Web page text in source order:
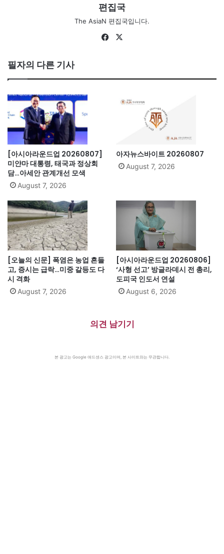
편집국
The AsiaN 편집국입니다.
Fa
필자의 다른 기사
[아시아라운드업 20260807]
미얀마 대통령, 태국과 정상회
담…아세안 관계개선 모색
August 7, 2026
아자뉴스바이트 20260807
August 7, 2026
[오늘의 신문] 폭염은 농업 흔들
고, 증시는 급락…미중 갈등도 다
시 격화
August 7, 2026
[아시아라운드업 20260806]
‘사형 선고’ 방글라데시 전 총리,
도피국 인도서 연설
August 6, 2026
의견 남기기
본 광고는 Google 애드센스 광고이며, 본 사이트와는 무관합니다.